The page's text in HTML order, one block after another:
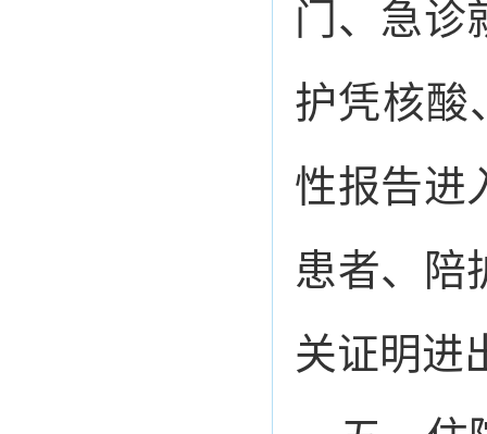
门、急诊
护凭核酸
性报告进
患者、陪
关证明进